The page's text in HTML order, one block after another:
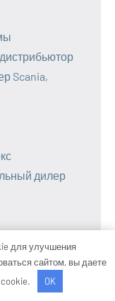
Scania,
дилер
для улучшения
сайтом, вы даете
OK